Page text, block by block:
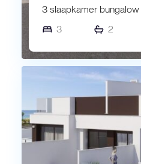
3 slaapkamer bungalow
3
2